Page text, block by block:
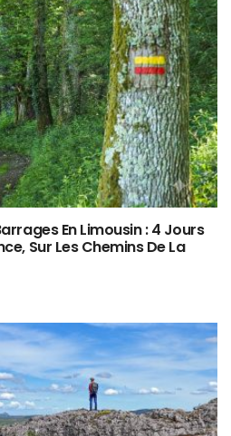
En Limousin : 4 Jours
Sur Les Chemins De La